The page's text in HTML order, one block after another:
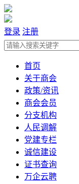
登录 注册
首页
关于商会
政策/资讯
商会会员
分支机构
人民调解
党建专栏
诚信建设
证书查询
万企云聘